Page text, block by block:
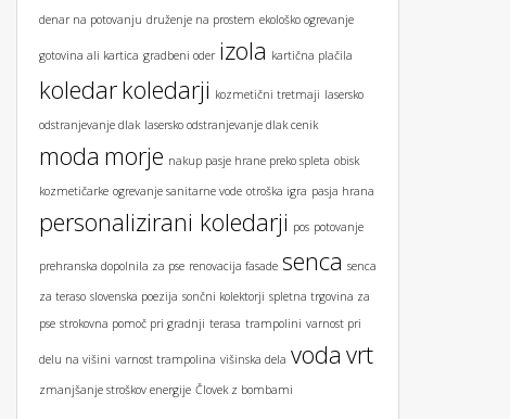
denar na potovanju druženje na prostem ekološko ogrevanje
gotovina ali kartica gradbeni oder izola kartična plačila
koledarkoledarji kozmetični tretmaji lasersko
odstranjevanje dlak lasersko odstranjevanje dlak cenik
moda morje nakup pasje hrane preko spleta obisk
kozmetičarke ogrevanje sanitarne vode otroška igra pasja hrana
personalizirani koledarji pos potovanje
prehranska dopolnila za pse renovacija fasade senca senca
za teraso slovenska poezija sončni kolektorji spletna trgovina za
pse strokovna pomoč pri gradnji terasa trampolini varnost pri
delu na višini varnost trampolina višinska dela voda vrt
zmanjšanje stroškov energije Človek z bombami